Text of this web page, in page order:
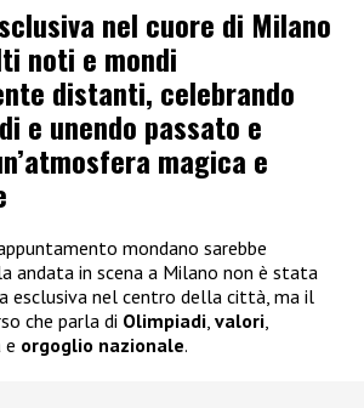
nel cuore di Milano
noti e mondi
distanti, celebrando
e unendo passato e
magica e
mondano sarebbe
andata in scena a Milano non è stata
esclusiva nel centro della città, ma il
che parla di Olimpiadi valori
e orgoglio nazionale.